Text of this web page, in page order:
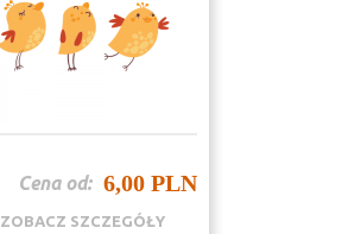
Cena od: 6,00 PLN
ZOBACZ SZCZEGÓŁY